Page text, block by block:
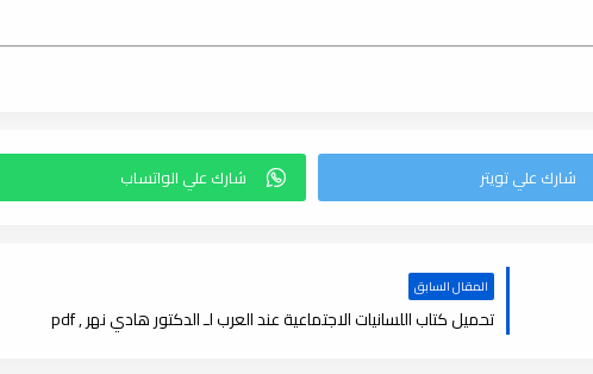
المقال السابق
تحميل كتاب اللسانيات الاجتماعية عند العرب لـ الدكتور هادي نهر , pdf